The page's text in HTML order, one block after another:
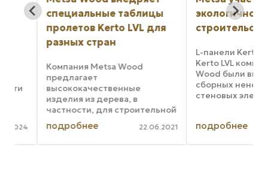
специальные таблицы
пролетов Kerto LVL для
разных стран
Компания Metsa Wood
предлагает
высококачественные
изделия из дерева, в
частности, для строительной
отрасли. В настоящее время
специалистами Metsa Wood
подготовлены новые
подробнее 22.06.2021
экологичном
строительстве
L-панели Kerto LVL
Kerto LVL компании
Wood были
сборных ненесущих
стеновых
бетонных
подробнее